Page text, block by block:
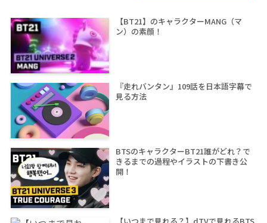
【BT21】のキャラクターMANG（マ
ン）の素顔！
『走れバンタン』109話を日本語字幕で
見る方法
BTSのキャラクターBT21誰がどれ？で
きるまでの過程やイラストの下書き公
開！